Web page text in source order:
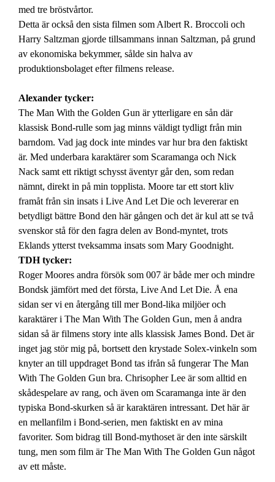
med tre bröstvårtor.
Detta är också den sista filmen som Albert R. Broccoli och
Harry Saltzman gjorde tillsammans innan Saltzman, på grund
av ekonomiska bekymmer, sålde sin halva av
produktionsbolaget efter filmens release.
Alexander tycker:
The Man With the Golden Gun är ytterligare en sån där
klassisk Bond-rulle som jag minns väldigt tydligt från min
barndom. Vad jag dock inte mindes var hur bra den faktiskt
är. Med underbara karaktärer som Scaramanga och Nick
Nack samt ett riktigt schysst äventyr går den, som redan
nämnt, direkt in på min topplista. Moore tar ett stort kliv
framåt från sin insats i Live And Let Die och levererar en
betydligt bättre Bond den här gången och det är kul att se två
svenskor stå för den fagra delen av Bond-myntet, trots
Eklands ytterst tveksamma insats som Mary Goodnight.
TDH tycker:
Roger Moores andra försök som 007 är både mer och mindre
Bondsk jämfört med det första, Live And Let Die. Å ena
sidan ser vi en återgång till mer Bond-lika miljöer och
karaktärer i The Man With The Golden Gun, men å andra
sidan så är filmens story inte alls klassisk James Bond. Det är
inget jag stör mig på, bortsett den krystade Solex-vinkeln som
knyter an till uppdraget Bond tas ifrån så fungerar The Man
With The Golden Gun bra. Chrisopher Lee är som alltid en
skådespelare av rang, och även om Scaramanga inte är den
typiska Bond-skurken så är karaktären intressant. Det här är
en mellanfilm i Bond-serien, men faktiskt en av mina
favoriter. Som bidrag till Bond-mythoset är den inte särskilt
tung, men som film är The Man With The Golden Gun något
av ett måste.